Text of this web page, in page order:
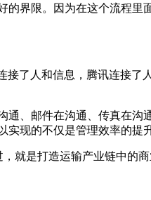
界限。因为在这个流程
了人和信息，腾讯连接
、邮件在沟通、传真在
现的不仅是管理效率的提
就是打造运输产业链中的商